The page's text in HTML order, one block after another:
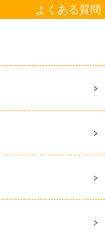
よくある質問